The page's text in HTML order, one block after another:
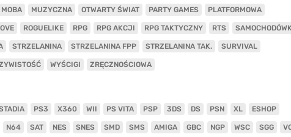
MOBA MUZYCZNA OTWARTY ŚWIAT PARTY GAMES PLATFORMOWA
ROGUELIKE RPG RPG AKCJI RPG TAKTYCZNY RTS
STRZELANINA STRZELANINA FPP STRZELANINA TAK. SURVIVAL
WYŚCIGI ZRĘCZNOŚCIOWA
PS3 X360 WII PS VITA PSP 3DS DS PSN XL ESHOP
N64 SAT NES SNES SMD SMS AMIGA GBC NGP WSC SGG